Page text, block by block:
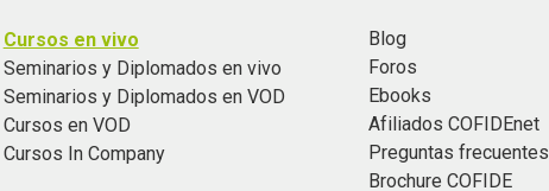
Cursos en vivo
Seminarios y Diplomados en vivo
Seminarios y Diplomados en VOD
Cursos en VOD
Cursos In Company
Blog
Foros
Ebooks
Afiliados COFIDEnet
Preguntas frecuentes
Brochure COFIDE